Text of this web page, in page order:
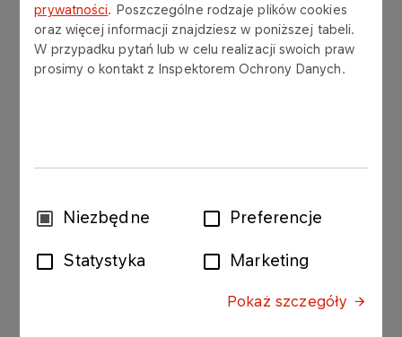
prywatności. Poszczególne rodzaje plików cookies
oraz więcej informacji znajdziesz w poniższej tabeli.
W przypadku pytań lub w celu realizacji swoich praw
prosimy o kontakt z Inspektorem Ochrony Danych.
WybórNiezbędne Preferencje
Statystyka Marketing
Pokaż szczegóły
Zachęcamy do lektury artykułu Moniki Bańcyr,
Inspektora Danych Osobowych w naszej Spółce,
który ukazał się w Magazynie GO. Znajdziecie w
Artykuł Magazyn GO
Format PDF 556 KB